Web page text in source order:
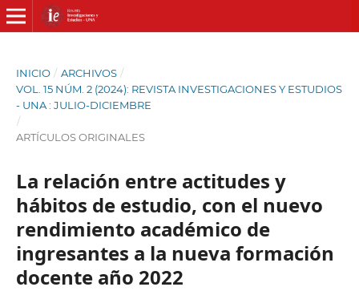
INICIO / ARCHIVOS /
VOL. 15 NÚM. 2 (2024): REVISTA INVESTIGACIONES Y ESTUDIOS
- UNA : JULIO-DICIEMBRE
/
ARTÍCULOS ORIGINALES
La relación entre actitudes y
hábitos de estudio, con el nuevo
rendimiento académico de
ingresantes a la nueva formación
docente año 2022